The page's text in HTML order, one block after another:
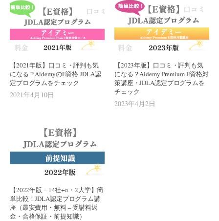
【2021年版】口コミ・評判も気
になる？AidemyのE資格 JDLA認
定プログラムをチェック
2021年4月10日
【2023年版】口コミ・評判も気
になる？Aidemy Premium E資格対
策講座・JDLA認定プログラムを
チェック
2023年4月2日
【2022年版 – 14社+α・2大学】簡
単比較！JDLA認定プログラム講
座（最安費用・無料 – 受講料返
金・合格保証・前提知識）